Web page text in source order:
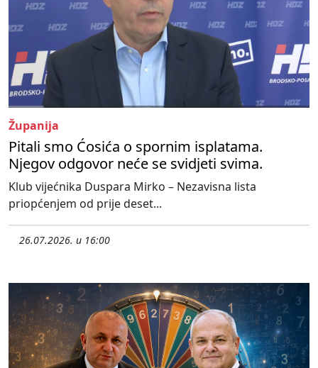
Županija
Pitali smo Ćosića o spornim isplatama.
Njegov odgovor neće se svidjeti svima.
Klub vijećnika Duspara Mirko – Nezavisna lista
priopćenjem od prije deset...
26.07.2026. u 16:00